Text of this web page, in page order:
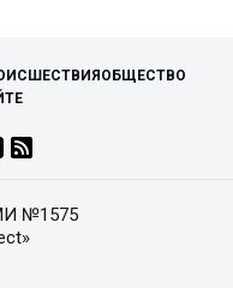
ОБЩЕСТВО
№1575